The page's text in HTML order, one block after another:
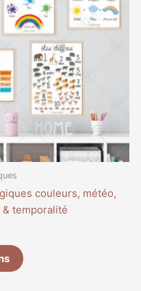
couleurs, météo,
temporalité
plusieurs
variations.
Les
options
peuvent
être
choisies
la
page
produit